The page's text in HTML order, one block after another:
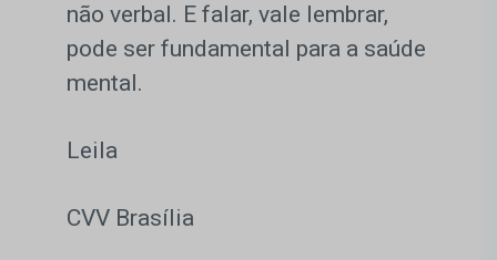
não verbal. E falar, vale lembrar,
pode ser fundamental para a saúde
mental.
Leila
CVV Brasília